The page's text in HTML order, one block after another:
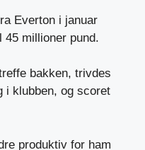
Everton i januar
45 millioner pund.
bakken, trivdes
i klubben, og scoret
produktiv for ham